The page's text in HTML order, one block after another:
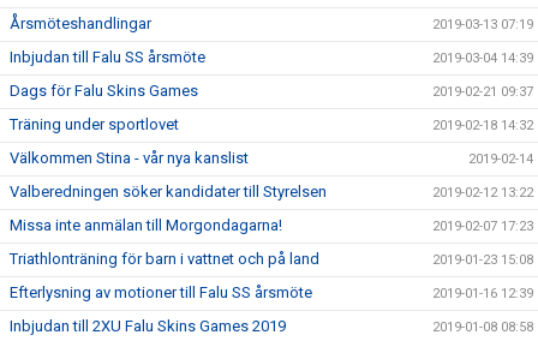
Årsmöteshandlingar 2019-03-13 07:19
Inbjudan till Falu SS årsmöte 2019-03-04 14:39
Dags för Falu Skins Games 2019-02-21 09:37
Träning under sportlovet 2019-02-18 14:32
Välkommen Stina - vår nya kanslist 2019-02-14
Valberedningen söker kandidater till Styrelsen 2019-02-12 13:22
Missa inte anmälan till Morgondagarna! 2019-02-07 17:23
Triathlonträning för barn i vattnet och på land 2019-01-23 15:08
Efterlysning av motioner till Falu SS årsmöte 2019-01-16 12:39
Inbjudan till 2XU Falu Skins Games 2019 2019-01-08 08:58